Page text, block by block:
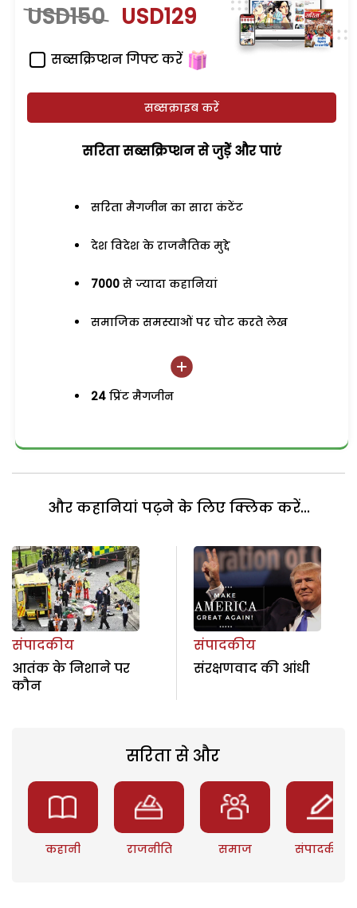
USD150 USD129
सब्सक्रिप्शन गिफ्ट करें
सब्सक्राइब करें
सरिता सब्सक्रिप्शन से जुड़ेें और पाएं
सरिता मैगजीन का सारा कंटेंट
देश विदेश के राजनैतिक मुद्दे
7000 से ज्यादा कहानियां
समाजिक समस्याओं पर चोट करते लेख
24 प्रिंट मैगजीन
और कहानियां पढ़ने के लिए क्लिक करें...
संपादकीय
आतंक के निशाने पर
कौन
संपादकीय
संरक्षणवाद की आंधी
सरिता से और
कहानी राजनीति समाज संपादकीय